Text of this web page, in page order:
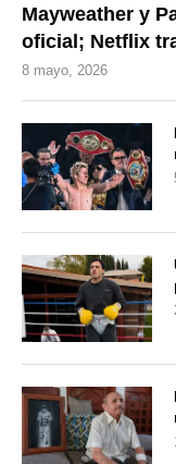
Mayweather y
oficial; Netflix
8 mayo, 2026